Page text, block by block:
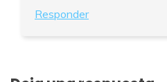
Responder